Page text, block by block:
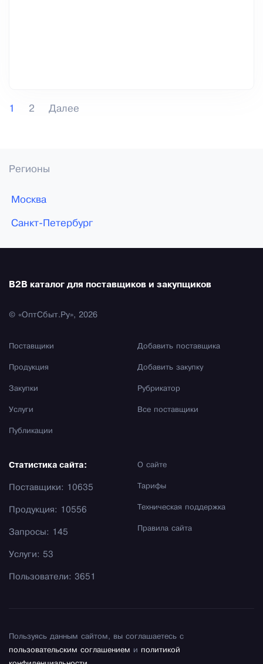
1 2 Далее
Регионы
Москва
Санкт-Петербург
B2B каталог для поставщиков и закупщиков
© «ОптСбыт.Ру», 2026
Поставщики
Продукция
Закупки
Услуги
Публикации
Добавить поставщика
Добавить закупку
Рубрикатор
Все поставщики
О сайте
Тарифы
Техническая поддержка
Правила сайта
Статистика сайта:
Поставщики: 10635
Продукция: 10556
Запросы: 145
Услуги: 53
Пользователи: 3651
Пользуясь данным сайтом, вы соглашаетесь с
пользовательским соглашением и политикой